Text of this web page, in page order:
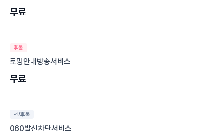
무료
후불
로밍안내방송서비스
무료
선/후불
060발신차단서비스